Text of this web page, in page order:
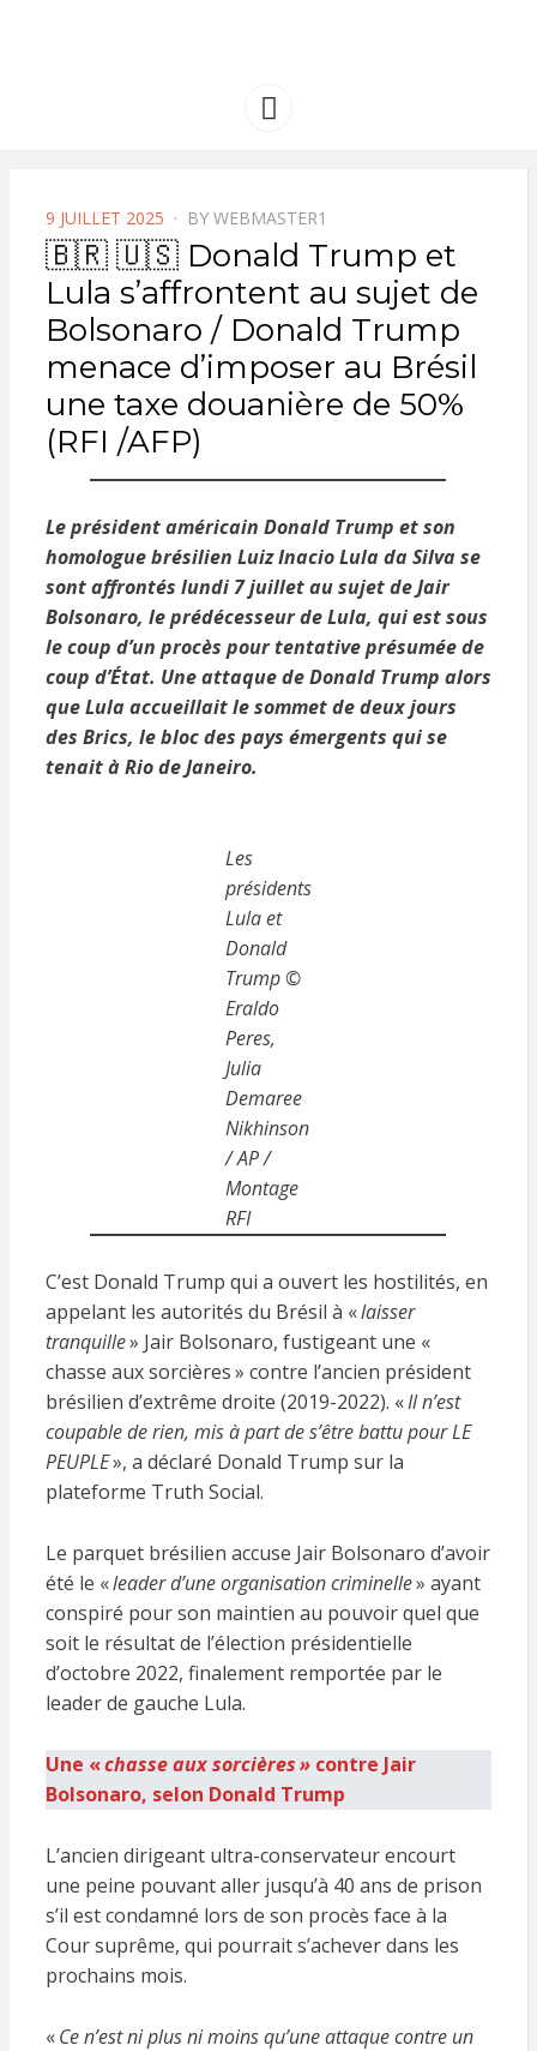
AMERIQUE
Menu
POSTED
ON
9 JUILLET 2025 BY WEBMASTER1
🇧🇷 🇺🇸 Donald Trump et
Lula s’affrontent au sujet de
Bolsonaro / Donald Trump
menace d’imposer au Brésil
une taxe douanière de 50%
(RFI /AFP)
Le président américain Donald Trump et son
homologue brésilien Luiz Inacio Lula da Silva se
sont affrontés lundi 7 juillet au sujet de Jair
Bolsonaro, le prédécesseur de Lula, qui est sous
le coup d’un procès pour tentative présumée de
coup d’État. Une attaque de Donald Trump alors
que Lula accueillait le sommet de deux jours
des Brics, le bloc des pays émergents qui se
tenait à Rio de Janeiro.
Les
présidents
Lula et
Donald
Trump ©
Eraldo
Peres,
Julia
Demaree
Nikhinson
/ AP /
Montage
RFI
C’est Donald Trump qui a ouvert les hostilités, en
appelant les autorités du Brésil à «laisser
tranquille» Jair Bolsonaro, fustigeant une «
chasse aux sorcières » contre l’ancien président
brésilien d’extrême droite (2019-2022). «Il n’est
coupable de rien, mis à part de s’être battu pour LE
PEUPLE», a déclaré Donald Trump sur la
plateforme Truth Social.
Le parquet brésilien accuse Jair Bolsonaro d’avoir
été le «leader d’une organisation criminelle» ayant
conspiré pour son maintien au pouvoir quel que
soit le résultat de l’élection présidentielle
d’octobre 2022, finalement remportée par le
leader de gauche Lula.
Une «chasse aux sorcières »contre Jair
Bolsonaro, selon Donald Trump
L’ancien dirigeant ultra-conservateur encourt
une peine pouvant aller jusqu’à 40 ans de prison
s’il est condamné lors de son procès face à la
Cour suprême, qui pourrait s’achever dans les
prochains mois.
«Ce n’est ni plus ni moins qu’une attaque contre un